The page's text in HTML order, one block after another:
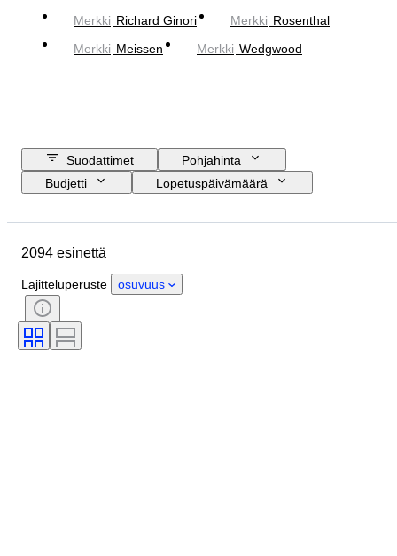
Merkki Richard Ginori Merkki Rosenthal
Merkki Meissen Merkki Wedgwood
Suodattimet
Pohjahinta
Budjetti
Lopetuspäivämäärä
Kunto
Tyylisuuntaus
Väri
Vaatekoko
Keittiöveitsityyppi
Taiteilija
2094 esinettä
Lajitteluperuste osuvuus